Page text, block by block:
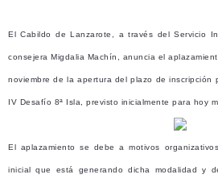
El Cabildo de Lanzarote, a través del Servicio
consejera Migdalia Machín, anuncia el
noviembre de la apertura del plazo de inscripción
IV Desafío 8ª Isla, previsto inicialmente para hoy
El aplazamiento se debe a motivos
inicial que está generando dicha modalidad y